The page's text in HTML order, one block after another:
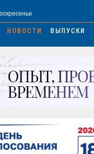
НОВОСТИ ВЫПУСКИ